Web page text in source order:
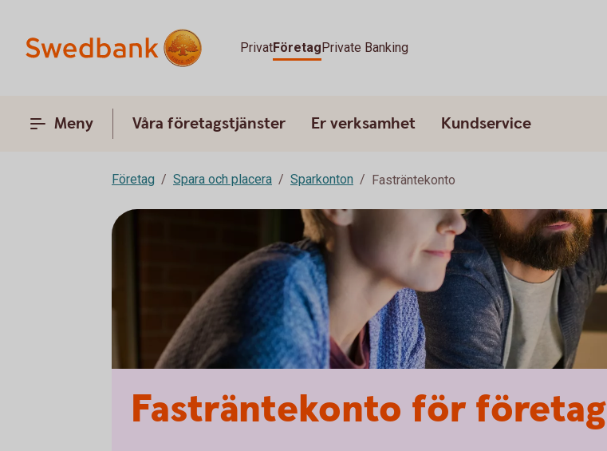
PrivatFöretagPrivate Banking
Meny Våra företagstjänster Er verksamhet Kundservice
Företag Spara och placera Sparkonton Fasträntekonto
Fasträntekonto för företag